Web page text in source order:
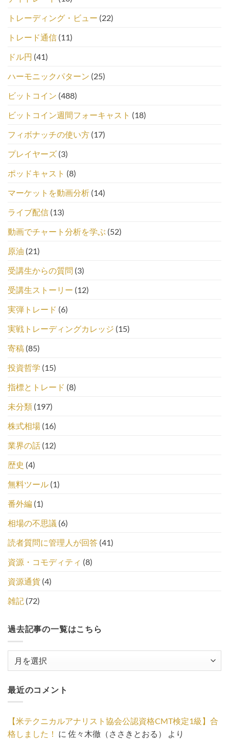
トレーディング・ビュー (22)
トレード通信 (11)
ドル円 (41)
ハーモニックパターン (25)
ビットコイン (488)
ビットコイン週間フォーキャスト (18)
フィボナッチの使い方 (17)
プレイヤーズ (3)
ポッドキャスト (8)
マーケットを動画分析 (14)
ライブ配信 (13)
動画でチャート分析を学ぶ (52)
原油 (21)
受講生からの質問 (3)
受講生ストーリー (12)
実弾トレード (6)
実戦トレーディングカレッジ (15)
寄稿 (85)
投資哲学 (15)
指標とトレード (8)
未分類 (197)
株式相場 (16)
業界の話 (12)
歴史 (4)
無料ツール (1)
番外編 (1)
相場の不思議 (6)
読者質問に管理人が回答 (41)
資源・コモディティ (8)
資源通貨 (4)
雑記 (72)
過去記事の一覧はこちら
事
の
覧
は
最近のコメント
【米テクニカルアナリスト協会公認資格CMT検定1級】合
格しました！ に 佐々木徹（ささきとおる） より